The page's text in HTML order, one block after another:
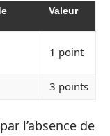
Valeur
1 point
3 points
l’absence de